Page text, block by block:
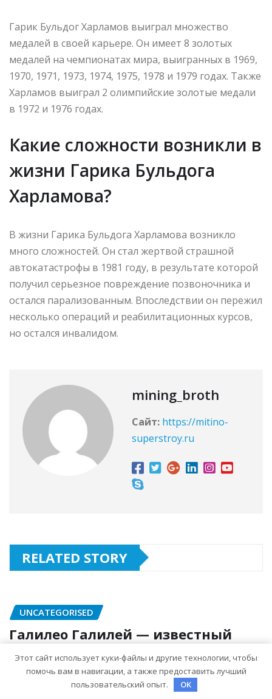
Гарик Бульдог Харламов выиграл множество
медалей в своей карьере. Он имеет 8 золотых
медалей на чемпионатах мира, выигранных в 1969,
1970, 1971, 1973, 1974, 1975, 1978 и 1979 годах. Также
Харламов выиграл 2 олимпийские золотые медали
в 1972 и 1976 годах.
Какие сложности возникли в
жизни Гарика Бульдога
Харламова?
В жизни Гарика Бульдога Харламова возникло
много сложностей. Он стал жертвой страшной
автокатастрофы в 1981 году, в результате которой
получил серьезное повреждение позвоночника и
остался парализованным. Впоследствии он пережил
несколько операций и реабилитационных курсов,
но остался инвалидом.
mining_broth
Сайт: https://mitino-
superstroy.ru
RELATED STORY
UNCATEGORISED
Галилео Галилей — известный
ученый и его открытия — краткая
биография, достижения и вклад в
Этот сайт использует куки-файлы и другие технологии, чтобы
помочь вам в навигации, а также предоставить лучший
пользовательский опыт.
OK